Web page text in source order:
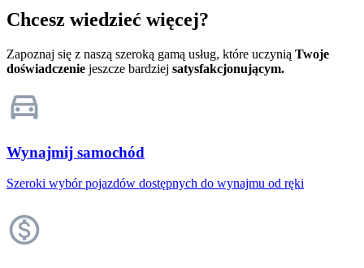
Chcesz wiedzieć więcej?
Zapoznaj się z naszą szeroką gamą usług, które uczynią Twoje
doświadczenie jeszcze bardziej satysfakcjonującym.
Wynajmij samochód
Szeroki wybór pojazdów dostępnych do wynajmu od ręki